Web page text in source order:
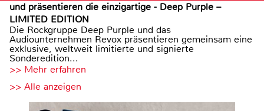
und präsentieren die einzigartige - Deep Purple –
LIMITED EDITION
Die Rockgruppe Deep Purple und das
Audiounternehmen Revox präsentieren gemeinsam eine
exklusive, weltweit limitierte und signierte
Sonderedition...
>> Mehr erfahren
>> Alle anzeigen